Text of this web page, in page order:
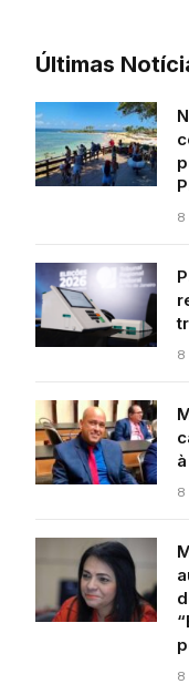
Últimas
8
8
8
8